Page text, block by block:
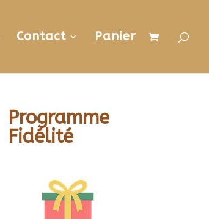
Contact Panier
Programme
Fidélité